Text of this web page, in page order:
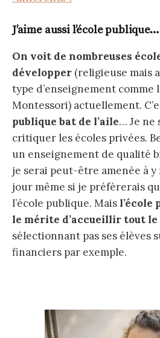
J’aime aussi l’école publique…
On voit de nombreuses
développer (religieuse mais
type d’enseignement comme
Montessori) actuellement.
publique bat de l’aile… Je ne
critiquer les écoles privées.
un enseignement de qualité
je serai peut-être amenée à
jour même si je préfèrerais
l’école publique. Mais l’école
le mérite d’accueillir tout le
sélectionnant pas ses élèves
financiers par exemple.